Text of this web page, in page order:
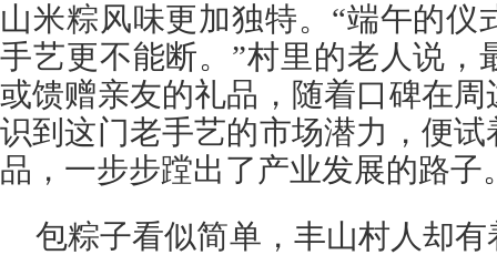
山米粽风味更加独特。“端午的仪
手艺更不能断。”村里的老人说，
或馈赠亲友的礼品，随着口碑在
识到这门老手艺的市场潜力，便
品，一步步蹚出了产业发展的路子
包粽子看似简单，丰山村人却